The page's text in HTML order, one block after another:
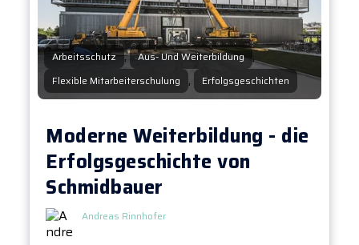
Arbeitsschutz , Aus- Und Weiterbildung ,
Flexible Mitarbeiterschulung , Erfolgsgeschichten
Moderne Weiterbildung - die
Erfolgsgeschichte von
Schmidbauer
Andreas Rinnhofer